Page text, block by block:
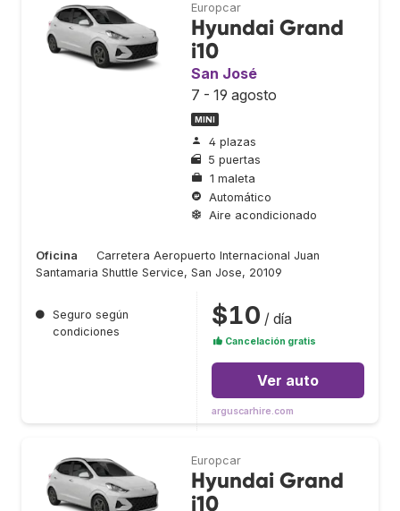
Europcar
Hyundai Grand
i10
San José
7 - 19 agosto
MINI
4 plazas
5 puertas
1 maleta
Automático
Aire acondicionado
Oficina
Carretera Aeropuerto Internacional Juan
Santamaria Shuttle Service, San Jose, 20109
● Seguro según
condiciones
$10 / día
Cancelación gratis
Ver auto
arguscarhire.com
Europcar
Hyundai Grand
i10